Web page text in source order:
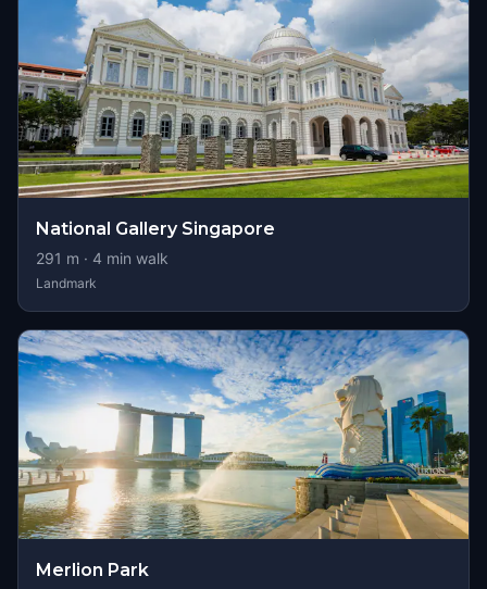
National Gallery Singapore
291 m · 4 min walk
Landmark
Merlion Park